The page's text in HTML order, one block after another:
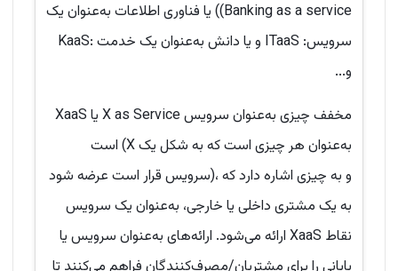
((Banking as a service یا فناوری اطلاعات به‌عنوان یک
سرویس: ITaaS و یا دانش به‌عنوان یک خدمت :KaaS
و...
XaaS یا X as Service مخفف چیزی به‌عنوان سرویس
است (X به‌عنوان هر چیزی است که به شکل یک
سرویس قرار است عرضه شود)، و به چیزی اشاره دارد که
به یک مشتری داخلی یا خارجی، به‌عنوان یک سرویس
ارائه می‌شود. ارائه‌های به‌عنوان سرویس یا XaaS نقاط